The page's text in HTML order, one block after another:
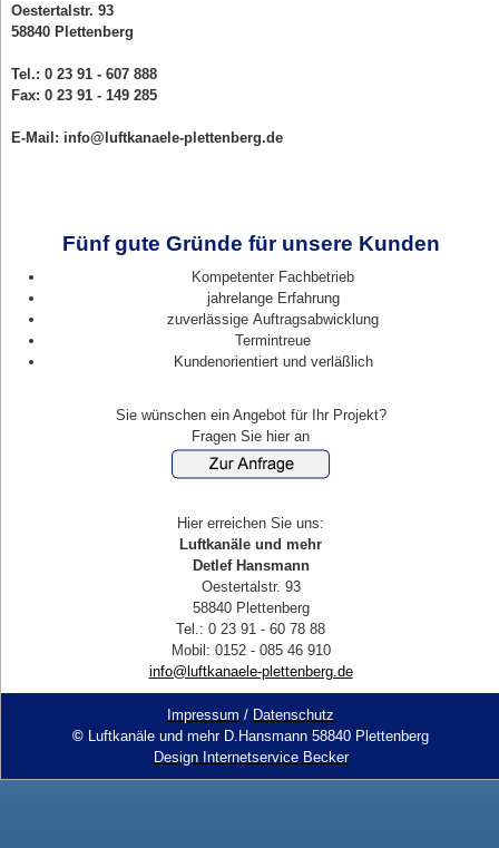
Oestertalstr. 93
58840 Plettenberg
Tel.: 0 23 91 - 607 888
Fax: 0 23 91 - 149 285
E-Mail: info@luftkanaele-plettenberg.de
Fünf gute Gründe für unsere Kunden
Kompetenter Fachbetrieb
jahrelange Erfahrung
zuverlässige Auftragsabwicklung
Termintreue
Kundenorientiert und verläßlich
Sie wünschen ein Angebot für Ihr Projekt?
Fragen Sie hier an
Hier erreichen Sie uns:
Luftkanäle und mehr
Detlef Hansmann
Oestertalstr. 93
58840 Plettenberg
Tel.: 0 23 91 - 60 78 88
Mobil: 0152 - 085 46 910
info@luftkanaele-plettenberg.de
Impressum / Datenschutz
© Luftkanäle und mehr D.Hansmann 58840 Plettenberg
Design Internetservice Becker